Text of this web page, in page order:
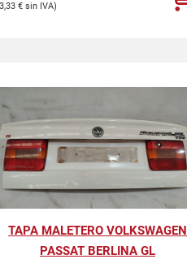
€
TAPA MALETERO VOLKSWAGEN
PASSAT BERLINA GL